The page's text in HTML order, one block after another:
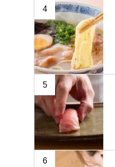
4
5
6